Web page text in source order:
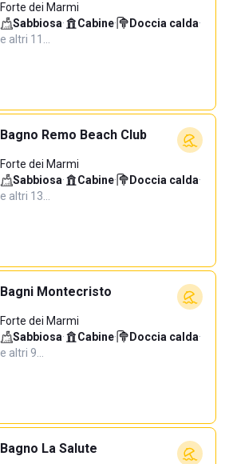
Forte dei Marmi
Sabbiosa· Cabine· Doccia calda·
e altri 11…
Bagno Remo Beach Club
Forte dei Marmi
Sabbiosa· Cabine· Doccia calda·
e altri 13…
Bagni Montecristo
Forte dei Marmi
Sabbiosa· Cabine· Doccia calda·
e altri 9…
Bagno La Salute